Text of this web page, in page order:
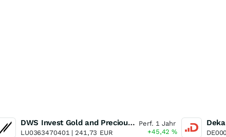
DWS Invest Gold and Precious Metals Equities LD
LU0363470401 | 241,73 EUR
Perf. 1 Jahr
+45,42%